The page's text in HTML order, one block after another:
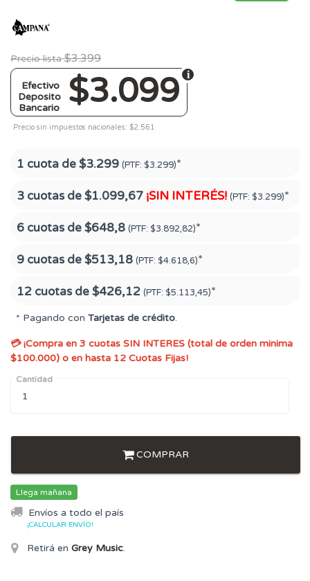
Precio lista $3.399
$3.099
Efectivo
Deposito
Bancario
Precio sin impuestos nacionales: $2.561
1 cuota de$3.299 (PTF: $3.299)*
3 cuotas de$1.099,67 ¡SIN INTERÉS! (PTF: $3.299)*
6 cuotas de$648,8 (PTF: $3.892,82)*
9 cuotas de$513,18 (PTF: $4.618,6)*
12 cuotas de$426,12 (PTF: $5.113,45)*
* Pagando con Tarjetas de crédito.
💳 ¡Compra en 3 cuotas SIN INTERES (total de orden minima
$100.000) o en hasta 12 Cuotas Fijas!
Cantidad
COMPRAR
Llega mañana
Envíos a todo el país
¡CALCULAR ENVÍO!
Retirá en Grey Music.